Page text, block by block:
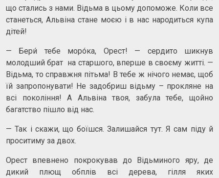
що стались з нами. Відьма в цьому допоможе. Коли все
станеться, Альвіна стане моєю і в нас народиться купа
дітей!
— Бери́ тебе морóка, Орест! — сердито шикнув
молодший брат на старшого, вперше в своєму житті. —
Відьма, то справжня пітьма! В тебе ж нічого немає, щоб
їй запропонувати! Не задобриш відьму – прокляне на
всі покоління! А Альвіна твоя, забула тебе, щойно
багатство пішло від нас.
— Так і скажи, що боїшся. Залишайся тут. Я сам піду й
проситиму за двох.
Орест впевнено покрокував до Відьминого яру, де
дикий плющ обплів всі дерева, гілля яких